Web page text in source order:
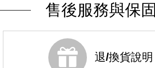
售後服務與保固
退/換貨說明